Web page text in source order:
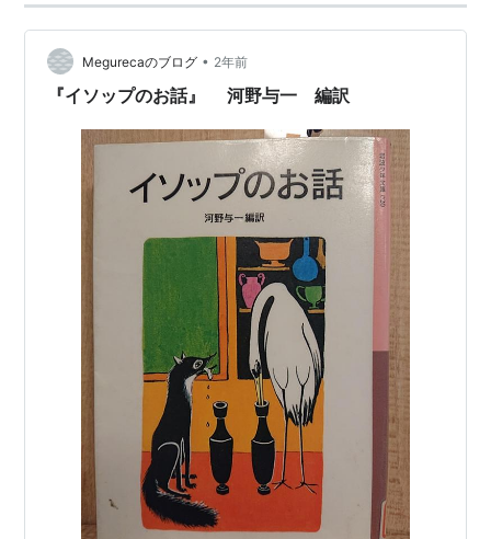
Megurecaのブログ • 2年前
『イソップのお話』 河野与一 編訳